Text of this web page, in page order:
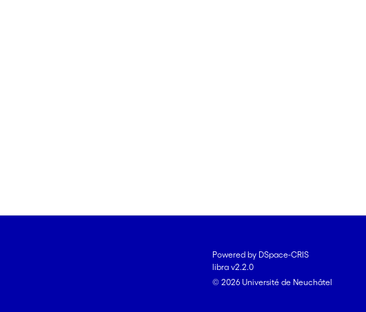
dans l'enseignement des langues étrangères : introduction
Powered by DSpace-CRIS
libra v2.2.0
© 2026 Université de Neuchâtel